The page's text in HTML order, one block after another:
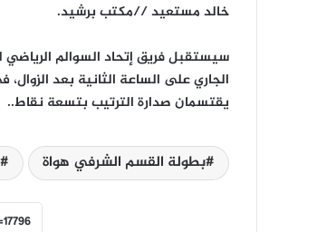
خالد مستعيد //مكتب برشيد.
يقتسمان صدارة الترتيب بتسعة نقاط..
بطولة القسم الشرفي هواة